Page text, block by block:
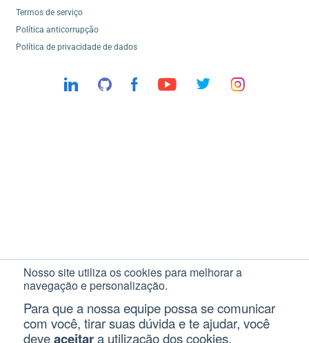
Nosso site utiliza os cookies para melhorar a
navegação e personalização.
Para que a nossa equipe possa se comunicar
com você, tirar suas dúvida e te ajudar, você
deveaceitara utilização dos cookies.
Termos de serviço
Política anticorrupção
Política de privacidade de dados